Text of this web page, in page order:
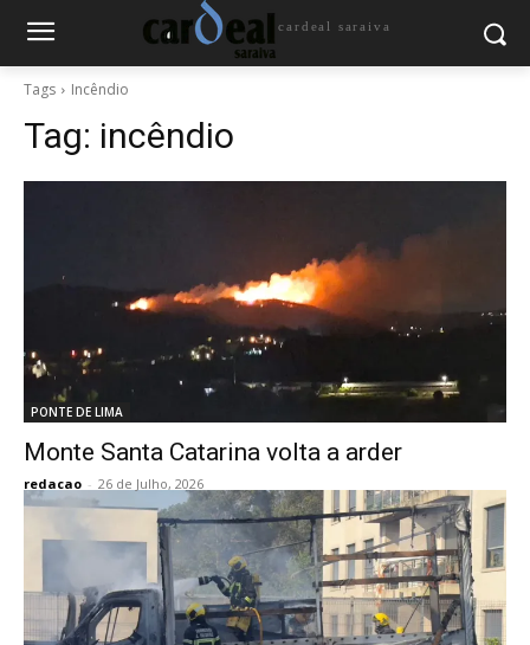
cardeal saraiva
Tags Incêndio
Tag: incêndio
PONTE DE LIMA
Monte Santa Catarina volta a arder
redacao - 26 de Julho, 2026